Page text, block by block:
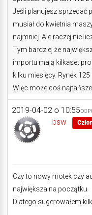
Jeśli planujesz sprzedać
musiał do kwietnia
najmniej. Ale raczej nie
Tym bardziej że
importu mają kilkaset
kilku miesięcy. Rynek 125
Więc może coś
2019-04-02 o 10:55
bsw
Czy to nowy motek czy
największa na początku.
Dlatego sugerowałem